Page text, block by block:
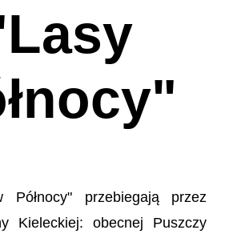
Północy" przebiegają przez
Kieleckiej: obecnej Puszczy